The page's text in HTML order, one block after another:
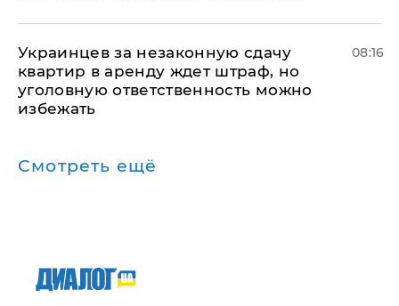
Украинцев за незаконную сдачу
квартир в аренду ждет штраф, но
уголовную ответственность можно
избежать
08:16
Смотреть ещё